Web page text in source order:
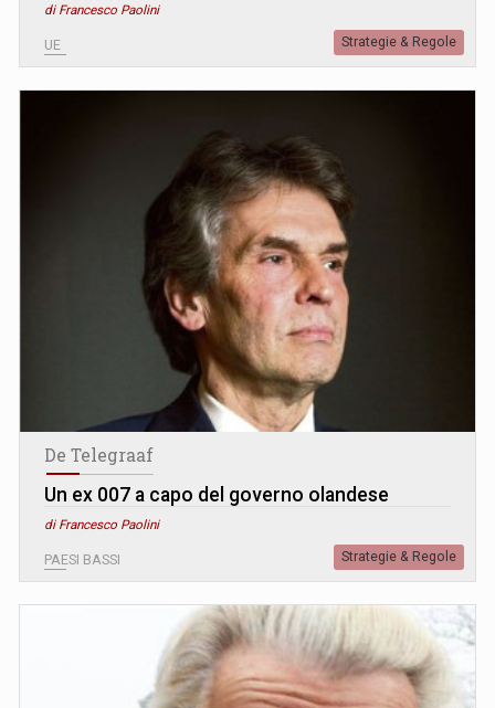
di Francesco Paolini
UE Strategie & Regole
De Telegraaf
Un ex 007 a capo del governo olandese
di Francesco Paolini
PAESI BASSI Strategie & Regole